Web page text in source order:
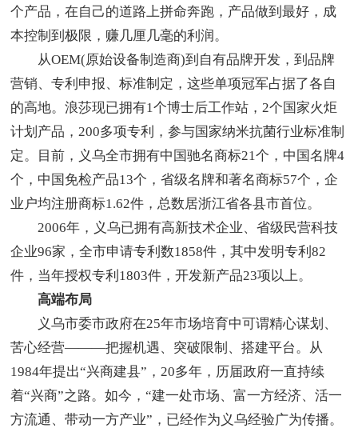
个产品，在自己的道路上拼命奔跑，产品做到最好，成
本控制到极限，赚几厘几毫的利润。
从OEM(原始设备制造商)到自有品牌开发，到品牌
营销、专利申报、标准制定，这些单项冠军占据了各自
的高地。浪莎现已拥有1个博士后工作站，2个国家火炬
计划产品，200多项专利，参与国家纳米抗菌行业标准制
定。目前，义乌全市拥有中国驰名商标21个，中国名牌4
个，中国免检产品13个，省级名牌和著名商标57个，企
业户均注册商标1.62件，总数居浙江省各县市首位。
2006年，义乌已拥有高新技术企业、省级民营科技
企业96家，全市申请专利数1858件，其中发明专利82
件，当年授权专利1803件，开发新产品23项以上。
高端布局
义乌市委市政府在25年市场培育中可谓精心谋划、
苦心经营———把握机遇、突破限制、搭建平台。从
1984年提出“兴商建县”，20多年，历届政府一直持续
着“兴商”之路。如今，“建一处市场、富一方经济、活一
方流通、带动一方产业”，已经作为义乌经验广为传播。